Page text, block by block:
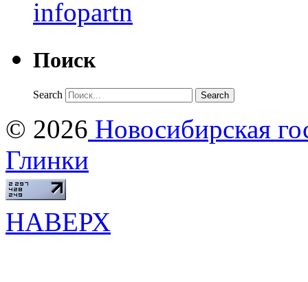
Поиск
Search
© 2026 Новосибирская
Глинки
НАВЕРХ